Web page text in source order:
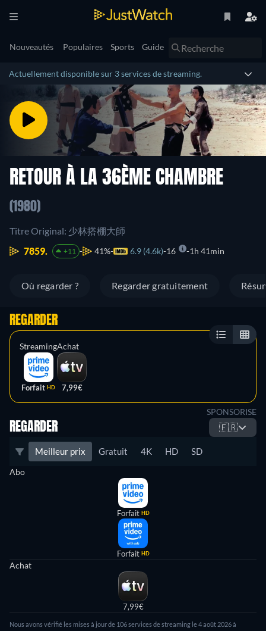
Nouveautés Populaires Sports Guide
Actuellement disponible sur 3 services de streaming.
RETOUR À LA 36ÈME CHAMBRE
(1980)
Titre Original: 少林搭棚大師
7859.
+11 41% 6.9 (4.6k) 16 1h 41min
Où regarder ? Regarder gratuitement
REGARDER
Streaming
Forfait HD
Achat
7,99€
SPONSORISE
REGARDER 🇫🇷
Meilleur prix Gratuit 4K HD SD
Abo
Forfait HD
Forfait HD
Achat
7,99€
Nous avons vérifié les mises à jour de 106 services de streaming le 4 août 2026 à